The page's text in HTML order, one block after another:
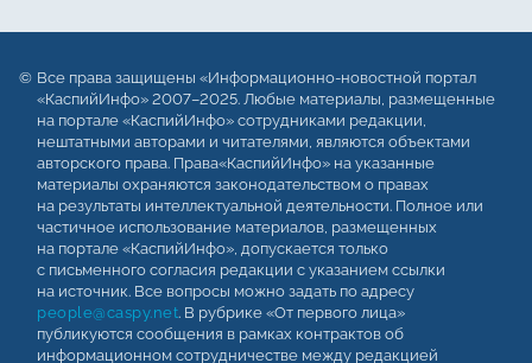
Все права защищены «Информационно-новостной портал
«КаспийИнфо» 2007–2025. Любые материалы, размещенные
на портале «КаспийИнфо» сотрудниками редакции,
нештатными авторами и читателями, являются объектами
авторского права. Права«КаспийИнфо» на указанные
материалы охраняются законодательством о правах
на результаты интеллектуальной деятельности. Полное или
частичное использование материалов, размещенных
на портале «КаспийИнфо», допускается только
с письменного согласия редакции с указанием ссылки
на источник. Все вопросы можно задать по адресу
people@caspy.net. В рубрике «От первого лица»
публикуются сообщения в рамках контрактов об
информационном сотрудничестве между редакцией